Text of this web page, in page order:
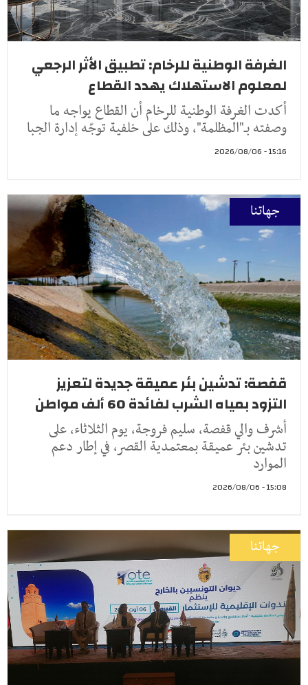
الغرفة الوطنية للرخام: تطبيق الأثر الرجعي
لمعلوم الاستهلاك يهدد القطاع
أكدت الغرفة الوطنية للرخام أن القطاع يواجه ما
وصفته بـ"المظلمة"، وذلك على خلفية توجّه إدارة الجبا
15:16 - 2026/08/06
جهاتنا
قفصة: تدشين بئر عميقة جديدة لتعزيز
التزود بمياه الشرب لفائدة 60 ألف مواطن
أشرف والي قفصة، سليم فروجة، يوم الثلاثاء، على
تدشين بئر عميقة بمعتمدية القصر، في إطار دعم
الموارد
15:08 - 2026/08/06
جهاتنا